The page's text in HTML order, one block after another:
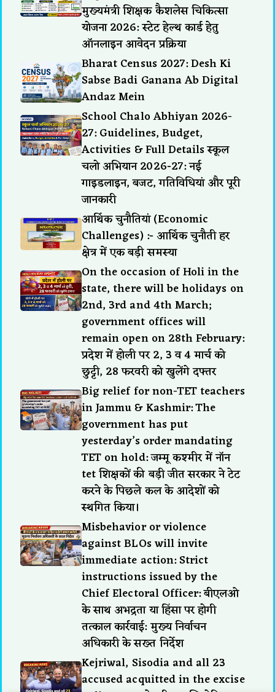
मुख्यमंत्री शिक्षक कैशलेस चिकित्सा
योजना 2026: स्टेट हेल्थ कार्ड हेतु
ऑनलाइन आवेदन प्रक्रिया
Bharat Census 2027: Desh Ki
Sabse Badi Ganana Ab Digital
Andaz Mein
School Chalo Abhiyan 2026-
27: Guidelines, Budget,
Activities & Full Details स्कूल
चलो अभियान 2026-27: नई
गाइडलाइन, बजट, गतिविधियां और पूरी
जानकारी
आर्थिक चुनौतियां (Economic
Challenges) :- आर्थिक चुनौती हर
क्षेत्र में एक बड़ी समस्या
On the occasion of Holi in the
state, there will be holidays on
2nd, 3rd and 4th March;
government offices will
remain open on 28th February:
प्रदेश में होली पर 2, 3 व 4 मार्च को
छुट्टी, 28 फरवरी को खुलेंगे दफ्तर
Big relief for non-TET teachers
in Jammu & Kashmir: The
government has put
yesterday’s order mandating
TET on hold: जम्मू कश्मीर में नॉन
tet शिक्षकों की बड़ी जीत सरकार ने टेट
करने के पिछले कल के आदेशों को
स्थगित किया।
Misbehavior or violence
against BLOs will invite
immediate action: Strict
instructions issued by the
Chief Electoral Officer: बीएलओ
के साथ अभद्रता या हिंसा पर होगी
तत्काल कार्रवाई: मुख्य निर्वाचन
अधिकारी के सख्त निर्देश
Kejriwal, Sisodia and all 23
accused acquitted in the excise